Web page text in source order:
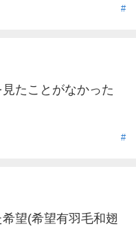
#
たことがなかった
#
望(希望有羽毛和翅